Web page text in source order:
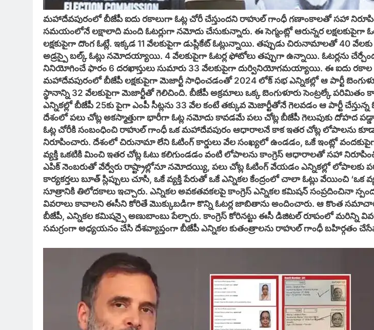
మహాదేవపురంలో బీజేపీ ఐదు రకాలుగా ఓట్ల చోరీ చేస్తుందని రాహుల్ గాంధీ గణాంకాలతో సహా
సమయంలోనే లక్షాలాది మంది ఓటర్లుగా నమోదు చేసుకున్నారు. ఈ సెగ్మంట్లో ఆరున్నర లక్షలకుపైగా
లక్షకుపైగా దొంగ ఓట్లే. ఇక్కడ 11 వేలకుపైగా డుప్లికేట్ ఓట్లున్నాయి. తప్పుడు చిరునామాలతో 40
అడ్రస్పై బల్క్ ఓట్లు నమోదయ్యాయి. 4 వేలకుపైగా ఓటర్ల ఫోటోలు తప్పుగా ఉన్నాయి. ఓటర్లను
నినియోగించే ఫారం 6 దరఖాస్తులు సుమారు 33 వేలకుపైగా దుర్వినియోగమయ్యాయి. ఈ ఐదు
మహాదేవపురంలో బీజేపీ లక్షకుపైగా మెజార్టీ సాధించడంతో 2024 లోక్ సభ ఎన్నికల్లో ఆ పార్టీ
స్థానాన్ని 32 వేలకుపైగా మెజార్టీతో గెలిచింది. బీజేపీ అక్రమాలు ఒక్క బెంగుళూరు సెంట్రల్కే పరిమితం
ఎన్నికల్లో బీజేపీ 25కు పైగా ఎంపీ సీట్లను 33 వేల కంటే తక్కువ మెజార్టీతోనే గెలవడం ఆ పార్టీ చేస్తున్న
దేశంలో పలు చోట్ల అకస్మాత్తుగా భారీగా ఓట్ల నమోదు కావడమే పలు చోట్ల బీజేపీ గెలుపుకు దోహద
ఓట్ల చోరీకి సంబంధించి రాహుల్ గాంధీ ఒక మహాదేవపురం ఆధారాలనే కాక ఇతర చోట్ల లోపాలను కూడా
నిరూపించారు. దేశంలో చిరునామా లేని ఓటింగ్ కార్డులు వేల సంఖ్యలో ఉండడం, ఒకే ఇంట్లో
వ్యక్తి ఒకటికి మించి ఇతర చోట్ల ఓటు కలిగుండడం వంటి లోపాలను కాంగ్రెస్ ఆధారాలతో సహా
ఎపిక్ నెంబరుతో వేర్వేరు రాష్ట్రాల్లోనూ నమోదయ్యి, పలు చోట్ల ఓటింగ్ వేయడం ఎన్నికల్లో లోపాలకు
కార్యకర్తలు బూత్ స్లిప్పులు చూసి, ఒకే వ్యక్తి పేరుతో ఒకే ఎన్నికల కేంద్రంలో చాలా ఓట్లు వేయించి ‘ఒక
సూత్రానికి తిలోదకాలు ఇచ్చారు. ఎన్నికల అవకతవకలపై కాంగ్రెస్ ఎన్నికల కమిషన్ సంప్రదించినా
వివరాలు కావాలని ఈసీని కోరితే మొక్కుబడిగా కొన్ని ఓటర్ల జాబితాను అందించారు. ఆ కొంత
బీజేపీ, ఎన్నికల కమిషన్పై అణుబాంబు పేల్చారు. కాంగ్రెస్ కోరినట్టు ఈసీ డిజిటల్ రూపంలో మరిన్ని
సమగ్రంగా అధ్యయనం చేసి దేశవ్యాప్తంగా బీజేపీ ఎన్నికల కుతంత్రాలను రాహుల్ గాంధీ బహిర్గతం